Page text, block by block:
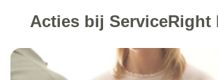
Acties bij ServiceRight